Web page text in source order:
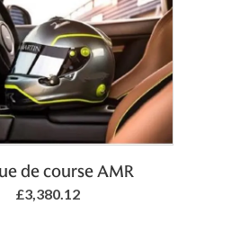
de course AMR
£3,380.12